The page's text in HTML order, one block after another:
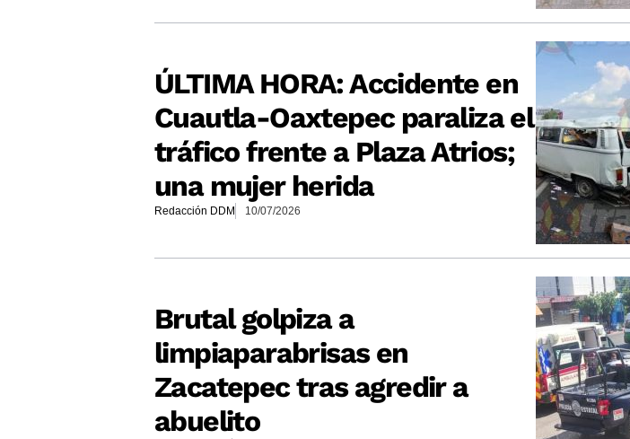
ÚLTIMA HORA: Accidente en
Cuautla-Oaxtepec paraliza el
tráfico frente a Plaza Atrios;
una mujer herida
Redacción DDM 10/07/2026
Brutal golpiza a
limpiaparabrisas en
Zacatepec tras agredir a
abuelito